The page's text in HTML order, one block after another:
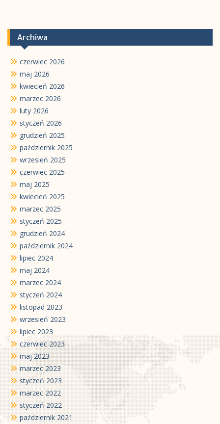
Archiwa
czerwiec 2026
maj 2026
kwiecień 2026
marzec 2026
luty 2026
styczeń 2026
grudzień 2025
październik 2025
wrzesień 2025
czerwiec 2025
maj 2025
kwiecień 2025
marzec 2025
styczeń 2025
grudzień 2024
październik 2024
lipiec 2024
maj 2024
marzec 2024
styczeń 2024
listopad 2023
wrzesień 2023
lipiec 2023
czerwiec 2023
maj 2023
marzec 2023
styczeń 2023
marzec 2022
styczeń 2022
październik 2021